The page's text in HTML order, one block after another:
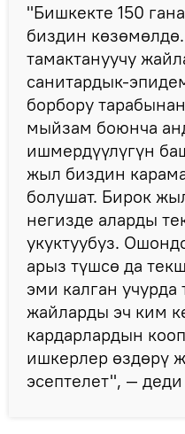
"Бишкекте 150
биздин
тамактануучу
санитардык-
борбору
мыйзам боюнча
ишмердүүлүгүн
жыл биздин
болушат. Бирок
негизде аларды
укуктуубуз.
арыз түшсө да
эми калган учурда
жайларды эч ким
кардарлардын
ишкерлер өздөрү
эсептелет", —